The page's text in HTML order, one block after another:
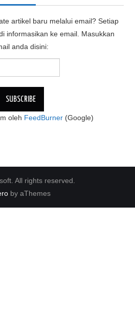
artikel baru melalui email? Setiap
informasikan ke email. Masukkan
anda disini:
oleh FeedBurner (Google)
All rights reserved.
by aThemes